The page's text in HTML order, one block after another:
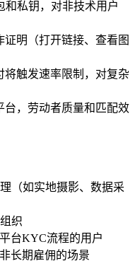
和私钥，对非技术用户
证明（打开链接、查看图
将触发速率限制，对复杂
台，劳动者质量和匹配效
（如实地摄影、数据采
织
台KYC流程的用户
长期雇佣的场景